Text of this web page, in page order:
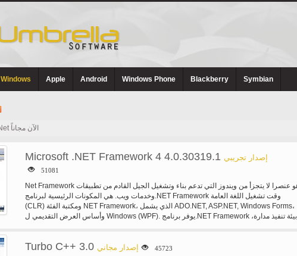
Windows Apple Android Windows Phone Blackberry Symbian
تحميل برنامج.Net الآن مجاناً
Microsoft .NET Framework 4 4.0.30319.1 إصدار تجريبي
51081
Net Framework هو عنصرا لا يتجزأ من ويندوز التي تدعم بناء وتشغيل الجيل القادم من تطبيقات
وخدمات ويب. هي المكونات الرئيسية لبرنامج.NET Framework وقت تشغيل اللغة العامة
(CLR) ومكتبة الفئة NET Framework، الذي يشمل ADO.NET, ASP.NET, Windows Forms،
وأساس العرض التقديمي ل Windows (WPF). يوفر برنامج.NET Framework بيئة تنفيذ مدارة،
Turbo C++ 3.0 إصدار مجاني 45723